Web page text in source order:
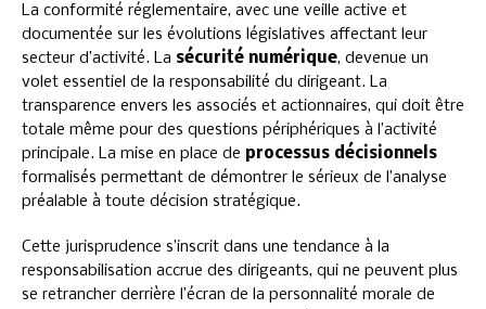
La conformité réglementaire, avec une veille active et
documentée sur les évolutions législatives affectant leur
secteur d’activité. La sécurité numérique, devenue un
volet essentiel de la responsabilité du dirigeant. La
transparence envers les associés et actionnaires, qui doit être
totale même pour des questions périphériques à l’activité
principale. La mise en place de processus décisionnels
formalisés permettant de démontrer le sérieux de l’analyse
préalable à toute décision stratégique.
Cette jurisprudence s’inscrit dans une tendance à la
responsabilisation accrue des dirigeants, qui ne peuvent plus
se retrancher derrière l’écran de la personnalité morale de